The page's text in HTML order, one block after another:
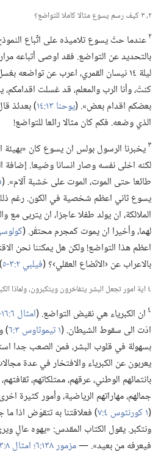
٢،‏ ٣ كيف رسم يسوع مثالا كاملا للتواضع؟‏
٢عندما حثّ يسوع تلاميذه على اتِّباع
بالتحديد عن التواضع.‏ فقد اوصى أتباعه
ليلة ١٤ نيسان القمري،‏ اعرب عن تواضعه
كنتُ،‏ وأنا الرب والمعلم،‏ قد غسلت
بعضكم اقدام بعض».‏ (‏يوحنا ١٣:‏١٤
‏)‏ بعدئذ
الذي وضعه.‏ فكم كان مثالا رائعا للتواضع!‏
٣يخبرنا الرسول بولس ان يسوع كان «بهيئة
لكنه اخلى نفسه وصار انسانا وضيعا.‏
طائعا حتى الموت،‏ الموت على خشبة آلام».‏ (‏
يسوع ثاني اعظم شخصية في الكون.‏ رغم
الملائكة،‏ ان يولد طفلا عاجزا،‏ ان يتربى
لهما،‏ وأخيرا ان يموت كمجرم محتقَر.‏ (‏كولوسي
اعظم هذا التواضع!‏ ولكن هل يمكننا نحن
بالاعراب عن ‹الاتّضاع العقلي›؟‏ (‏فيلبي ٢:‏٣-‏٥
٤ اية امور تجعل البشر يتفاخرون ويتكبرون،‏ ولماذا الكبرياء خطرة؟‏
٤ ان الكبرياء هي نقيض التواضع.‏ (‏امثال ٦:‏١٦-‏١٩
ادّت الى سقوط الشيطان.‏ (‏١ تيموثاوس ٣:‏٦
‏)‏
بسهولة في قلوب البشر،‏ فمن الصعب جدا
يعربون عن الكبرياء والافتخار في عدة
بانتمائهم الوطني،‏ عرقهم،‏ ممتلكاتهم،‏
جمالهم،‏ مهاراتهم الرياضية،‏ وأمور كثيرة
(‏١ كورنثوس ٤:‏٧
‏)‏ فعلاقتنا به تتقوّض اذا ما
ونتكبر.‏ يقول الكتاب المقدس:‏ «يهوه عالٍ
فيعرفه من بعيد».‏ —‏مزمور ١٣٨:‏٦؛‏ امثال ٨:‏١٣